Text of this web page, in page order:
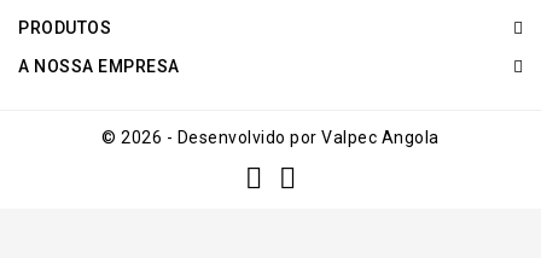
PRODUTOS
A NOSSA EMPRESA
© 2026 - Desenvolvido por Valpec Angola